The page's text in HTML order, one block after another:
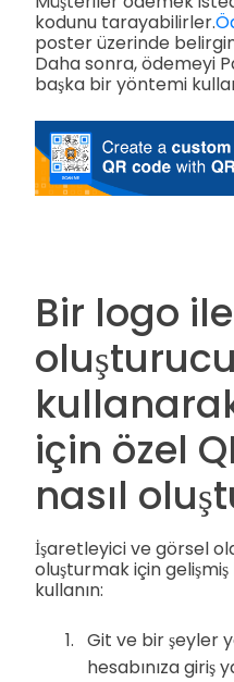
kodunu tarayabilirler.
poster üzerinde
Daha sonra, ödemeyi
başka bir yöntemi
Bir logo
için özel
nasıl
İşaretleyici ve görsel
oluşturmak için
kullanın:
Git ve bir şeyler
hesabınıza giriş